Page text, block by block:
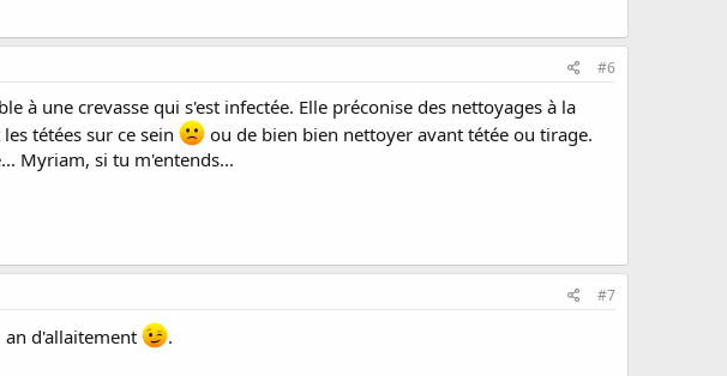
#6
à une crevasse qui s'est infectée. Elle préconise des nettoyages à la
tétées sur ce sein
ou de bien bien nettoyer avant tétée ou tirage.
Myriam, si tu m'entends...
#7
an d'allaitement
.